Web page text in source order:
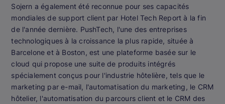
Sojern a également été reconnue pour ses capacités
mondiales de support client par Hotel Tech Report à la fin
de l'année dernière. PushTech, l'une des entreprises
technologiques à la croissance la plus rapide, située à
Barcelone et à Boston, est une plateforme basée sur le
cloud qui propose une suite de produits intégrés
spécialement conçus pour l'industrie hôtelière, tels que le
marketing par e-mail, l'automatisation du marketing, le CRM
hôtelier, l'automatisation du parcours client et le CRM des